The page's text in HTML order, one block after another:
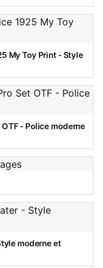
My Toy Print - Style
- Police moderne
moderne et